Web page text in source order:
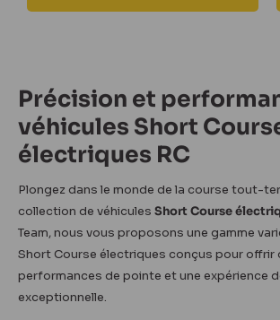
Précision et
véhicules Short
électriques RC
Plongez dans le monde de la course tout-
collection de véhicules Short Course
Team, nous vous proposons une gamme
Short Course électriques conçus pour offrir
performances de pointe et une expérience
exceptionnelle.